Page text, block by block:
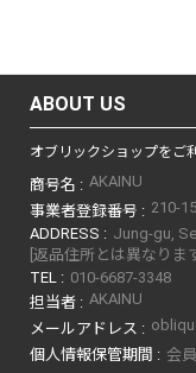
ABOUT US
オブリックショップをご
商号名 : AKAINU
事業者登録番号 : 210-
ADDRESS : Jung-gu,
[返品住所とは異なりま
TEL : 010-6687-3348
担当者 : AKAINU
メールアドレス :
個人情報保管期間 : 会